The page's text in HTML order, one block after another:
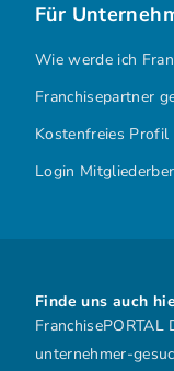
Für
Wie werde ich
Franchisepartner
Kostenfreies Profil
Login
Finde uns auch
FranchisePORTAL
unternehmer-